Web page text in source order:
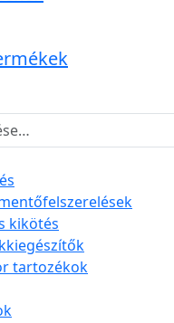
kikötés
tartozékok